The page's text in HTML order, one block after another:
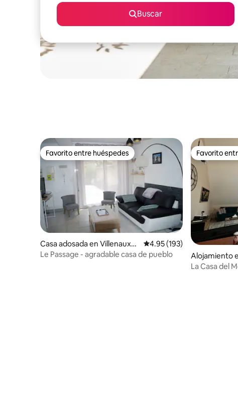
Buscar
Favorito entre huéspedes
Favorito entre huéspedes
Casa adosada en Villenauxe-
la-Grande
Calificación promedio: 4.95
4.95 (193)
Le Passage - agradable casa de pueblo
Favorito
Favorito
Alojamiento
La Casa del